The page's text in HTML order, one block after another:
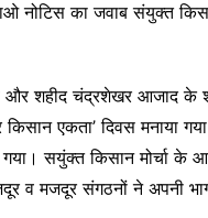
नोटिस का जवाब संयुक्त
और शहीद चंद्रशेखर आजाद के
किसान एकता’ दिवस मनाया
गया। सयुंक्त किसान मोर्चा के
व मजदूर संगठनों ने अपनी